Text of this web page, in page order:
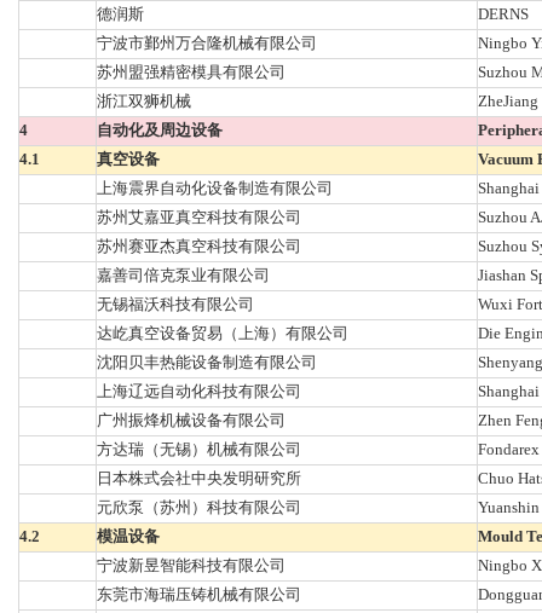
德润斯
DERNS
宁波市鄞州万合隆机械有限公司
Ningbo
苏州盟强精密模具有限公司
Suzhou
浙江双狮机械
4
自动化及周边设备
4.1
真空设备
Vacuum
上海震界自动化设备制造有限公司
苏州艾嘉亚真空科技有限公司
Suzhou
苏州赛亚杰真空科技有限公司
Suzhou
嘉善司倍克泵业有限公司
Jiashan
无锡福沃科技有限公司
Wuxi
达屹真空设备贸易（上海）有限公司
Die
沈阳贝丰热能设备制造有限公司
上海辽远自动化科技有限公司
广州振烽机械设备有限公司
Zhen
方达瑞（无锡）机械有限公司
日本株式会社中央发明研究所
Chuo
元欣泵（苏州）科技有限公司
4.2
模温设备
Mould
宁波新昱智能科技有限公司
Ningbo
东莞市海瑞压铸机械有限公司